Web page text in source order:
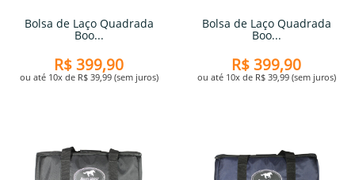
Bolsa de Laço Quadrada
Boo...
R$ 399,90
ou até 10x de R$ 39,99 (sem juros)
Bolsa de Laço Quadrada
Boo...
R$ 399,90
ou até 10x de R$ 39,99 (sem juros)